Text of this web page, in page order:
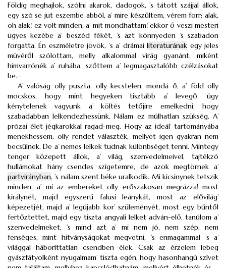
Földig meghajlok, szólni akarok, dadogok, ’s tátott szájjal állok,
egy szó se jut eszembe abból, a’ mire készűltem, vérem forr: alak,
oh alak! ez volt minden, a’ mit mondhattam! ekkor ő veszi mesteri
ügyes kezébe a’ beszéd fékét, ’s azt könnyeden ’s szabadon
forgatta. Én eszméletre jövök, ’s a’ drámailiteraturának egy jeles
müvéről szólottam, melly alkalommal virág gyanánt, miként
hímvarrónék a’ ruhába, szőttem a’ legmagasztalóbb czélzásokat
be. ̶
A’ valóság olly puszta, olly kecstelen, mondá ő, a’ föld olly
mocskos, hogy mint hegyeken tisztább a’ levegő, úgy
kénytelenek vagyunk a’ költés tetőjire emelkedni, hogy
szabadabban lelkendezhessünk. Nálam ez múlhatlan szükség. A’
prózai élet jégkarokkal ragad-meg. Hogy az ideál’ tartományába
menekhessem, olly rendet választék, mellyet igen gyakran nem
becsűlnek. De a’ nemes lelkek tudnak különbséget tenni. Mintegy
tenger közepett állok, a’ világ, szenvedelmeivel, tajtékzó
hullámokat hány csendes szigetemre, de azok megtörnek a’
partvirányban, ’s nálam szent béke uralkodik. Mi kicsinynek tetszik
minden, a’ mi az embereket olly erőszakosan megrázza! most
királynét, majd egyszerű falusi leánykát, most az elővilág’
képezetjét, majd a’ legújabb kor’ szüleményét, most egy bűntől
fertőztettet, majd egy tiszta angyali lelket adván-elő, tanúlom a’
szenvedelmeket, ’s mind azt a’ mi nem jó, nem szép, nem
fenséges, mint hitványságokat megvetni, ’s enmagammal ’s a’
világgal háboríttatlan csendben élek. Csak az érzelem lebeg
gyászfátyolként nyugalmam’ tiszta egén, hogy hasonhangú szívet